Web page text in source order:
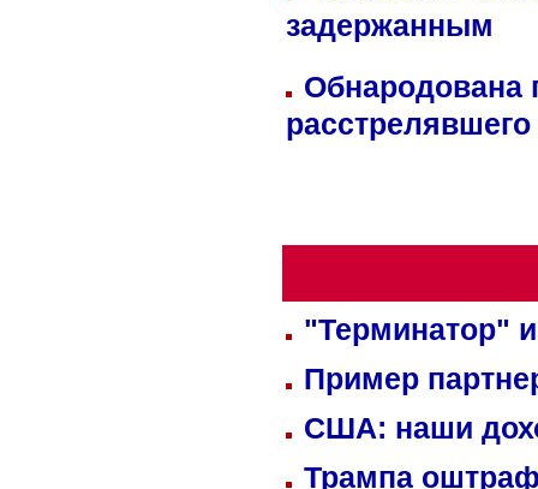
задержанным
Обнародована
"Терминатор"
Пример
США: наши
Трампа